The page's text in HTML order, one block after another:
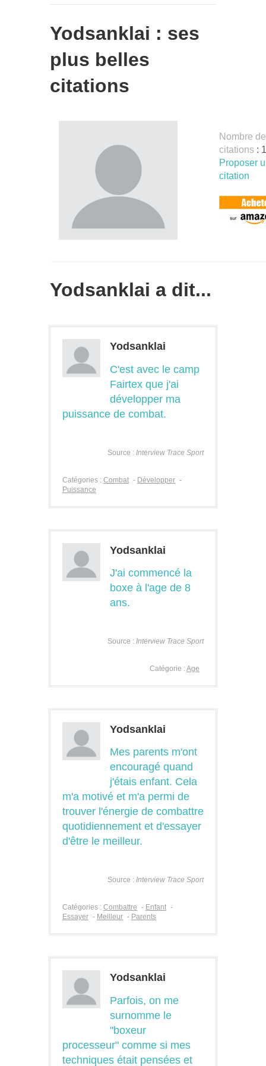
Yodsanklai : ses
plus belles
citations
Nombre de
citations :
Proposer
citation
Yodsanklai a dit...
Yodsanklai
C'est avec le camp
Fairtex que j'ai
développer ma
puissance de combat.
Source : Interview Trace Sport
Catégories : Combat - Développer -
Puissance
Yodsanklai
J'ai commencé la
boxe à l'age de 8
ans.
Source : Interview Trace Sport
Catégorie :Age
Yodsanklai
Mes parents m'ont
encouragé quand
j'étais enfant. Cela
m'a motivé et m'a permi de
trouver l'énergie de combattre
quotidiennement et d'essayer
d'être le meilleur.
Source : Interview Trace Sport
Catégories : Combattre - Enfant -
Essayer - Meilleur - Parents
Yodsanklai
Parfois, on me
surnomme le
"boxeur
processeur" comme si mes
techniques était pensées et